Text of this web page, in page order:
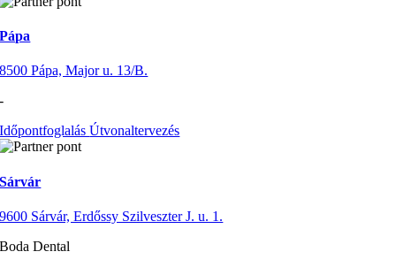
Pápa
8500 Pápa, Major u. 13/B.
-
IdőpontfoglalásÚtvonaltervezés
Sárvár
9600 Sárvár, Erdőssy Szilveszter J. u. 1.
Boda Dental